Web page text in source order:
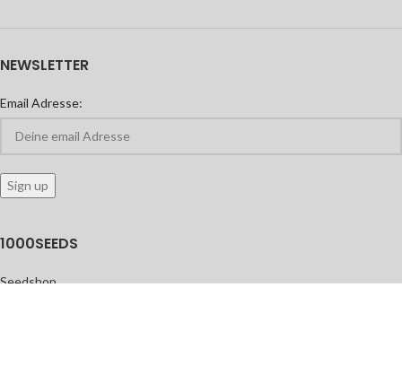
NEWSLETTER
Email Adresse:
1000SEEDS
Seedshop